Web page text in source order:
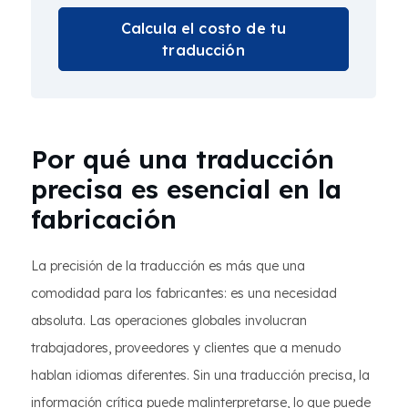
Calcula el costo de tu
traducción
Por qué una traducción
precisa es esencial en la
fabricación
La precisión de la traducción es más que una
comodidad para los fabricantes: es una necesidad
absoluta. Las operaciones globales involucran
trabajadores, proveedores y clientes que a menudo
hablan idiomas diferentes. Sin una traducción precisa, la
información crítica puede malinterpretarse, lo que puede